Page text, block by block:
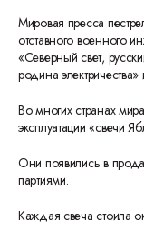
Мировая пресса
отставного военного
«Северный свет,
родина электричества»
Во многих странах
эксплуатации «свечи
Они появились в
партиями.
Каждая свеча стоила